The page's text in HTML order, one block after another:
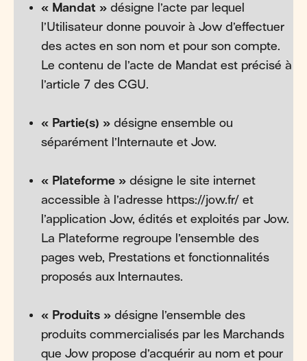
« Mandat » désigne l’acte par lequel
l’Utilisateur donne pouvoir à Jow d’effectuer
des actes en son nom et pour son compte.
Le contenu de l’acte de Mandat est précisé à
l’article 7 des CGU.
« Partie(s) » désigne ensemble ou
séparément l’Internaute et Jow.
« Plateforme » désigne le site internet
accessible à l’adresse https://jow.fr/ et
l’application Jow, édités et exploités par Jow.
La Plateforme regroupe l’ensemble des
pages web, Prestations et fonctionnalités
proposés aux Internautes.
« Produits » désigne l’ensemble des
produits commercialisés par les Marchands
que Jow propose d’acquérir au nom et pour